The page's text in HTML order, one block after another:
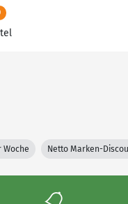
Woche Netto Marken-